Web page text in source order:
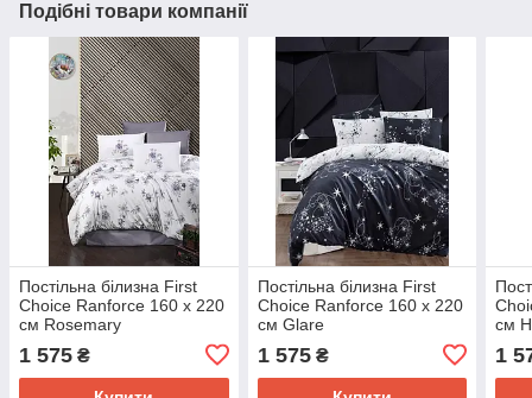
Подібні товари компанії
Постільна білизна First
Choice Ranforce 160 х 220
см Rosemary
1 575 ₴
Постільна білизна First
Choice Ranforce 160 х 220
см Glare
1 575₴
см
1